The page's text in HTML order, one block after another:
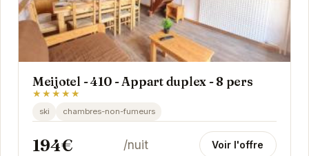
Meijotel - 410 - Appart duplex - 8 pers
★★★★★
ski chambres-non-fumeurs
194€ /nuit Voir l'offre